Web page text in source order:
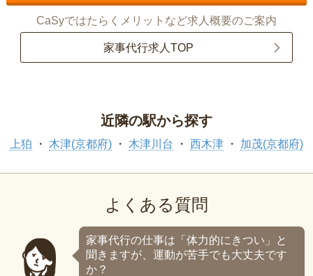
CaSyではたらくメリットなど求人概要のご案内
家事代行求人TOP
近隣の駅から探す
上狛 木津(京都府) 木津川台 西木津 加茂(京都府)
よくある質問
家事代行の仕事は「体力的にきつい」と
聞きますが、運動が苦手でも大丈夫です
か？